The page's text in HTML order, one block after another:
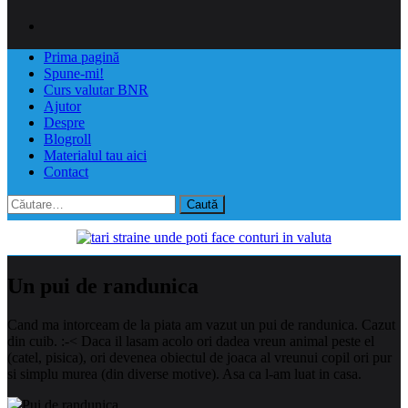
Prima pagină
Spune-mi!
Curs valutar BNR
Ajutor
Despre
Blogroll
Materialul tau aici
Contact
Caută
după:
Un pui de randunica
Cand ma intorceam de la piata am vazut un pui de randunica. Cazut
din cuib. :-< Daca il lasam acolo ori dadea vreun animal peste el
(catel, pisica), ori devenea obiectul de joaca al vreunui copil ori pur
si simplu murea (din diverse motive). Asa ca l-am luat in casa.